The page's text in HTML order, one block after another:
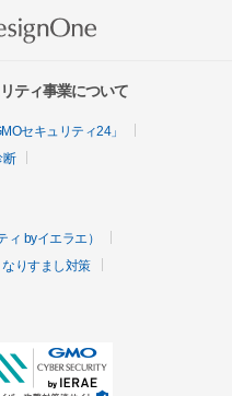
ティ事業について
セキュリティ24」
断
byイエラエ）
なりすまし対策